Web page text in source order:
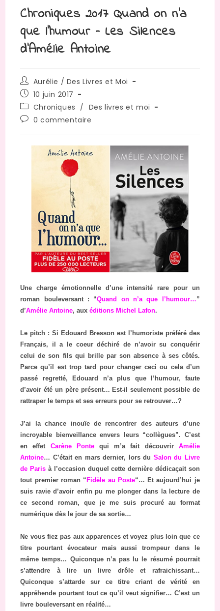
Chroniques 2017 Quand on n’a
que l’humour – Les Silences
d’Amélie Antoine
Auteur/autrice
de
la
publication :
Aurélie / Des Livres et Moi
Publication
publiée :
10 juin 2017
Post
category:
Chroniques / Des livres et moi
Commentaires
publication :
0 commentaire
Une charge émotionnelle d’une intensité rare pour un
roman bouleversant : “Quand on n’a que l’humour…”
d’Amélie Antoine, auxéditions Michel Lafon.
Le pitch : Si Edouard Bresson est l’humoriste préféré des
Français, il a le coeur déchiré de n’avoir su conquérir
celui de son fils qui brille par son absence à ses côtés.
Parce qu’il est trop tard pour changer ceci ou cela d’un
passé regretté, Edouard n’a plus que l’humour, faute
d’avoir été un père présent… Est-il seulement possible de
rattraper le temps et ses erreurs pour se retrouver…?
J’ai la chance inouïe de rencontrer des auteurs d’une
incroyable bienveillance envers leurs “collègues”. C’est
en effet Carène Pontequi m’a fait découvrir Amélie
Antoine… C’était en mars dernier, lors du Salon du Livre
de Paris à l’occasion duquel cette dernière dédicaçait son
tout premier roman “ Fidèle au Poste“… Et aujourd’hui je
suis ravie d’avoir enfin pu me plonger dans la lecture de
ce second roman, que je me suis procuré au format
numérique dès le jour de sa sortie…
Ne vous fiez pas aux apparences et voyez plus loin que ce
titre pourtant évocateur mais aussi trompeur dans le
même temps… Quiconque n’a pas lu le résumé pourrait
s’attendre à lire un livre drôle et rafraichissant…
Quiconque s’attarde sur ce titre criant de vérité en
appréhende pourtant tout ce qu’il veut signifier… C’est un
livre bouleversant en réalité…